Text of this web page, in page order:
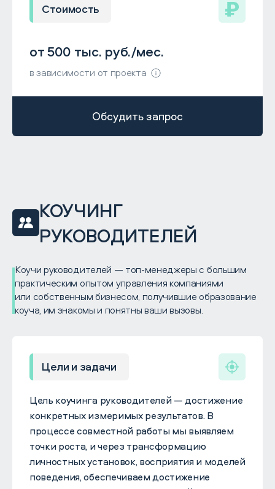
Стоимость
от 500 тыс. руб./мес.
в зависимости от проекта
Обсудить запрос
КОУЧИНГ
РУКОВОДИТЕЛЕЙ
Коучи руководителей — топ-менеджеры с большим
практическим опытом управления компаниями
или собственным бизнесом, получившие образование
коуча, им знакомы и понятны ваши вызовы.
Цели и задачи
Цель коучинга руководителей — достижение
конкретных измеримых результатов. В
процессе совместной работы мы выявляем
точки роста, и через трансформацию
личностных установок, восприятия и моделей
поведения, обеспечиваем достижение